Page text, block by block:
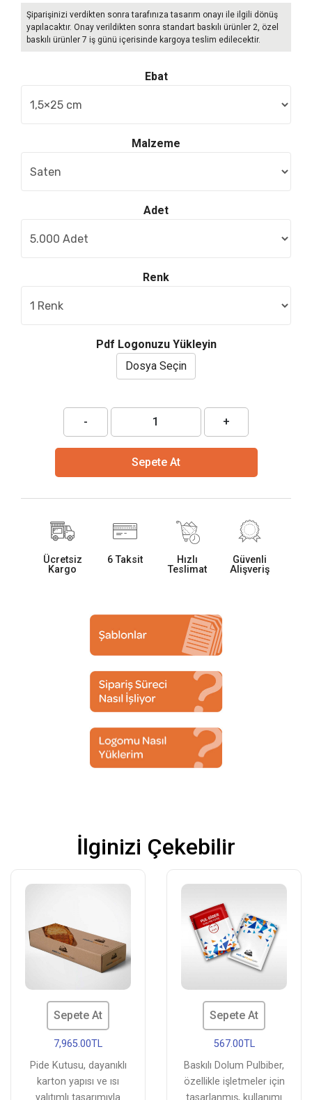
Şiparişinizi verdikten sonra tarafınıza tasarım onayı ile ilgili dönüş
yapılacaktır. Onay verildikten sonra standart baskılı ürünler 2, özel
baskılı ürünler 7 iş günü içerisinde kargoya teslim edilecektir.
Ebat
Malzeme
Adet
Renk
Pdf Logonuzu Yükleyin
Dosya Seçin
- +
Sepete At
Ücretsiz
Kargo
6 Taksit
Hızlı
Teslimat
Güvenli
Alişveriş
İlginizi Çekebilir
Sepete At
7,965.00TL
Pide Kutusu, dayanıklı
karton yapısı ve ısı
Sepete At
567.00TL
Baskılı Dolum Pulbiber,
özellikle işletmeler için